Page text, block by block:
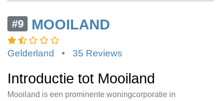
#9 MOOILAND
Gelderland • 35 Reviews
Introductie tot Mooiland
Mooiland is een prominente woningcorporatie in